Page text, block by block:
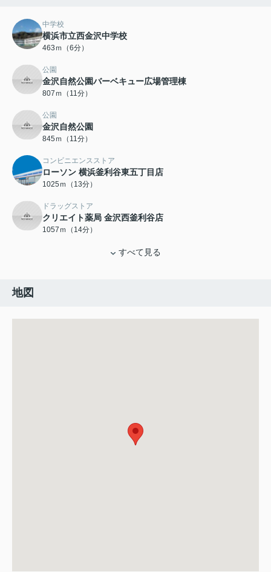
中学校
横浜市立西金沢中学校
463ｍ（6分）
公園
金沢自然公園バーベキュー広場管理棟
807ｍ（11分）
公園
金沢自然公園
845ｍ（11分）
コンビニエンスストア
ローソン 横浜釜利谷東五丁目店
1025ｍ（13分）
ドラッグストア
クリエイト薬局 金沢西釜利谷店
1057ｍ（14分）
すべて見る
地図